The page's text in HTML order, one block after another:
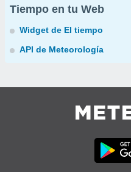
Tiempo en tu Web
Widget de El tiempo
API de Meteorología